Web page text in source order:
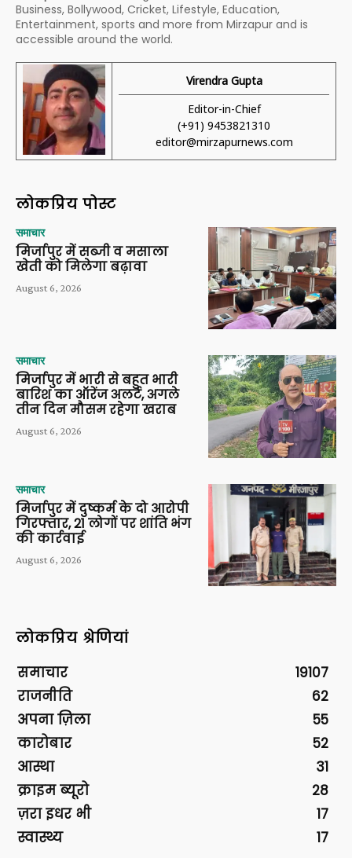
Business, Bollywood, Cricket, Lifestyle, Education,
Entertainment, sports and more from Mirzapur and is
accessible around the world.
Virendra Gupta
Editor-in-Chief
(+91) 9453821310
editor@mirzapurnews.com
लोकप्रिय पोस्ट
समाचार
मिर्जापुर में सब्जी व मसाला
खेती को मिलेगा बढ़ावा
August 6, 2026
समाचार
मिर्जापुर में भारी से बहुत भारी
बारिश का ऑरेंज अलर्ट, अगले
तीन दिन मौसम रहेगा खराब
August 6, 2026
समाचार
मिर्जापुर में दुष्कर्म के दो आरोपी
गिरफ्तार, 21 लोगों पर शांति भंग
की कार्रवाई
August 6, 2026
लोकप्रिय श्रेणियां
समाचार
19107
राजनीति
62
अपना ज़िला
55
कारोबार
52
आस्था
31
क्राइम ब्यूरो
28
ज़रा इधर भी
17
स्वास्थ्य
17